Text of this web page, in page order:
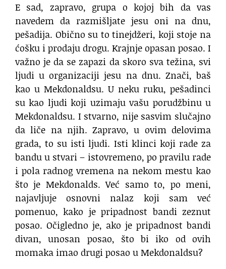
E sad, zapravo, grupa o kojoj bih da vas
navedem da razmišljate jesu oni na dnu,
pešadija. Obično su to tinejdžeri, koji stoje na
ćošku i prodaju drogu. Krajnje opasan posao. I
važno je da se zapazi da skoro sva težina, svi
ljudi u organizaciji jesu na dnu. Znači, baš
kao u Mekdonaldsu. U neku ruku, pešadinci
su kao ljudi koji uzimaju vašu porudžbinu u
Mekdonaldsu. I stvarno, nije sasvim slučajno
da liče na njih. Zapravo, u ovim delovima
grada, to su isti ljudi. Isti klinci koji rade za
bandu u stvari – istovremeno, po pravilu rade
i pola radnog vremena na nekom mestu kao
što je Mekdonalds. Već samo to, po meni,
najavljuje osnovni nalaz koji sam već
pomenuo, kako je pripadnost bandi zeznut
posao. Očigledno je, ako je pripadnost bandi
divan, unosan posao, što bi iko od ovih
momaka imao drugi posao u Mekdonaldsu?